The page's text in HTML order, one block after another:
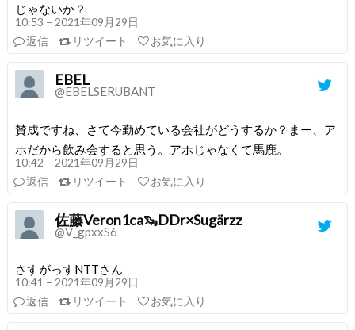
じゃないか？
10:53 – 2021年09月29日
返信
リツイート お気に入り
EBEL
@EBELSERUBANT
賛成ですね、さて今勤めている会社がどうするか？まー、ア
ホだから飲み会すると思う。アホじゃなくて馬鹿。
10:42 – 2021年09月29日
返信
リツイート お気に入り
佐藤Veron1ca🦦DDr×Sugärzz
@V_gpxxS6
さすがっすNTTさん
10:41 – 2021年09月29日
返信
リツイート お気に入り